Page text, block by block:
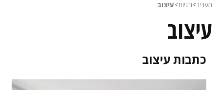
מעריב>תגיות>עיצוב
עיצוב
כתבותעיצוב